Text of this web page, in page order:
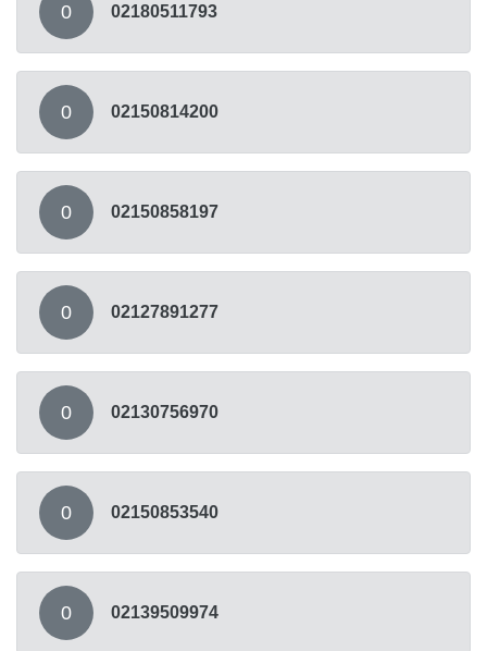
0 02180511793
0 02150814200
0 02150858197
0 02127891277
0 02130756970
0 02150853540
0 02139509974